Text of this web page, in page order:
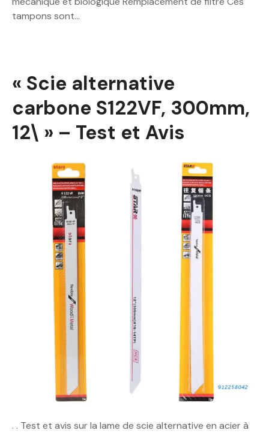
tampons sont…
« Scie alternative
carbone S122VF, 300mm,
12\ » – Test et Avis
. . Test et avis sur la lame de scie alternative en acier à